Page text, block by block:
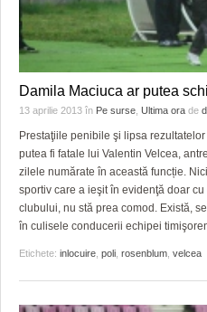
Damila Maciuca ar putea
13 aprilie 2013 în Pe surse Ultima ora de
Prestaţiile penibile şi lipsa
putea fi fatale lui Valentin Velcea,
zilele numărate în această funcție.
sportiv care a ieşit în evidenţă doar
clubului, nu stă prea comod. Există,
în culisele conducerii echipei
Etichete: inlocuire poli rosenblum velcea